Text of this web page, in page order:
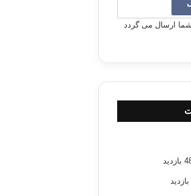
شما ارسال می گردد